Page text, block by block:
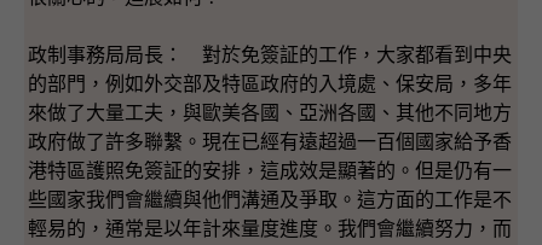
政制事務局局長： 對於免簽証的工作，大家都看到中央
的部門，例如外交部及特區政府的入境處、保安局，多年
來做了大量工夫，與歐美各國、亞洲各國、其他不同地方
政府做了許多聯繫。現在已經有遠超過一百個國家給予香
港特區護照免簽証的安排，這成效是顯著的。但是仍有一
些國家我們會繼續與他們溝通及爭取。這方面的工作是不
輕易的，通常是以年計來量度進度。我們會繼續努力，而